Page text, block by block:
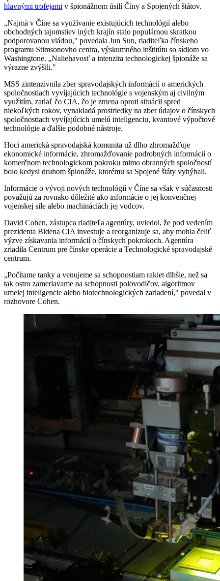
hlavnými trofejami v špionážnom úsilí Číny a Spojených štátov.
„Najmä v Číne sa využívanie existujúcich technológií alebo
obchodných tajomstiev iných krajín stalo populárnou skratkou
podporovanou vládou," povedala Jun Sun, riaditeľka čínskeho
programu Stimsonovho centra, výskumného inštitútu so sídlom vo
Washingtone. „Naliehavosť a intenzita technologickej špionáže sa
výrazne zvýšili."
MSS zintenzívnila zber spravodajských informácií o amerických
spoločnostiach vyvíjajúcich technológie s vojenským aj civilným
využitím, zatiaľ čo CIA, čo je zmena oproti situácii spred
niekoľkých rokov, vynakladá prostriedky na zber údajov o čínskych
spoločnostiach vyvíjajúcich umelú inteligenciu, kvantové výpočtové
technológie a ďalšie podobné nástroje.
Hoci americká spravodajská komunita už dlho zhromažďuje
ekonomické informácie, zhromažďovanie podrobných informácií o
komerčnom technologickom pokroku mimo obranných spoločností
bolo kedysi druhom špionáže, ktorému sa Spojené štáty vyhýbali.
Informácie o vývoji nových technológií v Číne sa však v súčasnosti
považujú za rovnako dôležité ako informácie o jej konvenčnej
vojenskej sile alebo machináciách jej vodcov.
David Cohen, zástupca riaditeľa agentúry, uviedol, že pod vedením
prezidenta Bidena CIA investuje a reorganizuje sa, aby mohla čeliť
výzve získavania informácií o čínskych pokrokoch. Agentúra
zriadila Centrum pre čínske operácie a Technologické spravodajské
centrum.
„Počítame tanky a venujeme sa schopnostiam rakiet dlhšie, než sa
tak ostro zameriavame na schopnosti polovodičov, algoritmov
umelej inteligencie alebo biotechnologických zariadení," povedal v
rozhovore Cohen.